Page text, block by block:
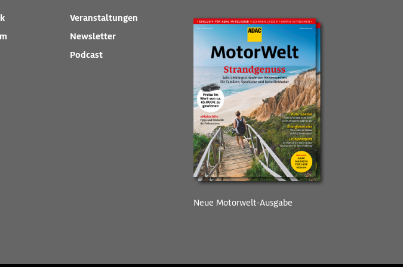
Veranstaltungen
Newsletter
Podcast
Neue Motorwelt-Ausgabe